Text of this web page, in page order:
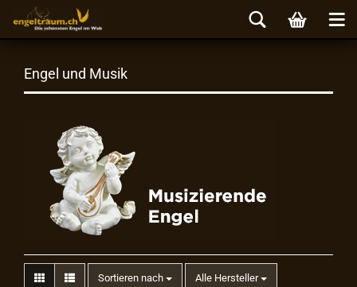
Engel und Musik
Sortieren nach Alle Hersteller